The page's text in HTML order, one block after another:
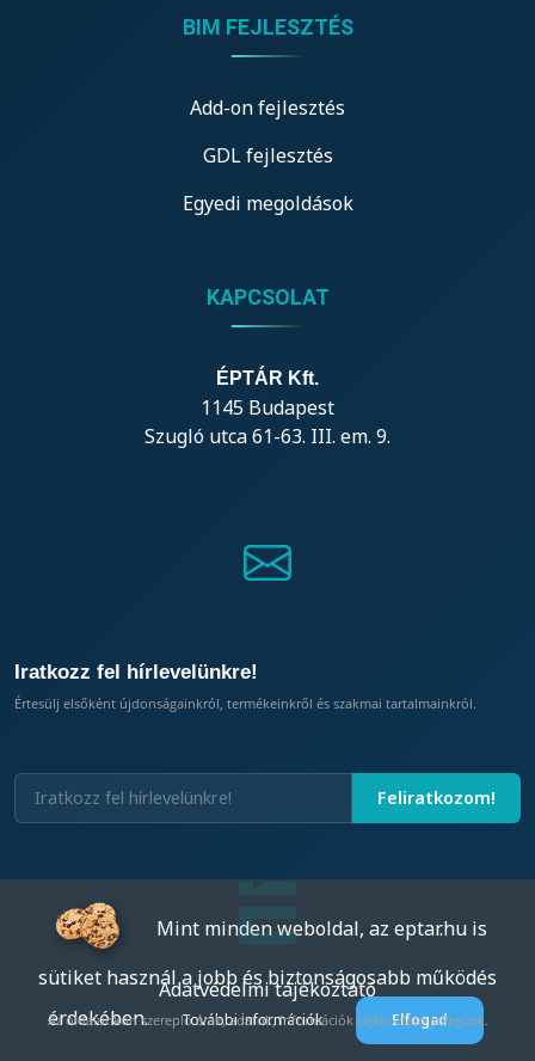
BIM FEJLESZTÉS
Add-on fejlesztés
GDL fejlesztés
Egyedi megoldások
KAPCSOLAT
ÉPTÁR Kft.
1145 Budapest
Szugló utca 61-63. III. em. 9.
Iratkozz fel hírlevelünkre!
Értesülj elsőként újdonságainkról, termékeinkről és szakmai tartalmainkról.
Adatvédelmi tájékoztató
Az oldalunkon szereplő árak, adatok, információk tájékoztató jellegűek.
Mint minden weboldal, az eptar.hu is
sütiket használ a jobb és biztonságosabb működés
érdekében.További információk Elfogad